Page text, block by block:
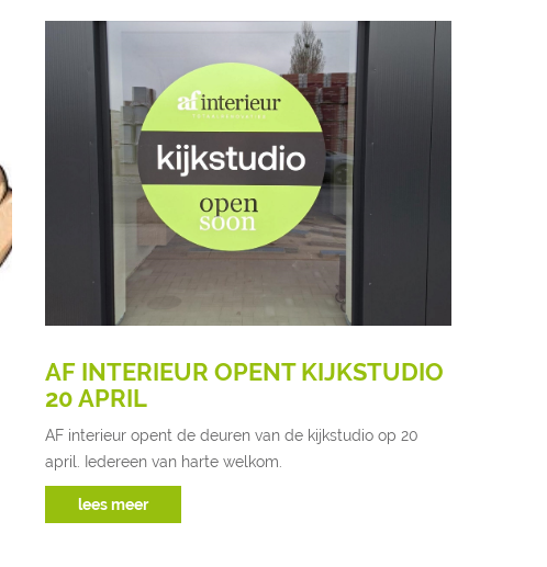
AF INTERIEUR OPENT KIJKSTUDIO
20 APRIL
AF interieur opent de deuren van de kijkstudio op 20
april. Iedereen van harte welkom.
lees meer